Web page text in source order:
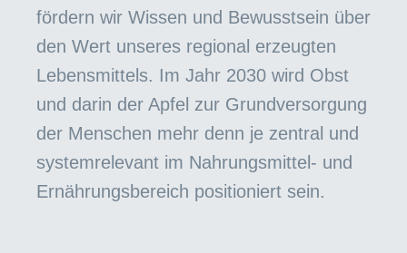
fördern wir Wissen und Bewusstsein über
den Wert unseres regional erzeugten
Lebensmittels. Im Jahr 2030 wird Obst
und darin der Apfel zur Grundversorgung
der Menschen mehr denn je zentral und
systemrelevant im Nahrungsmittel- und
Ernährungsbereich positioniert sein.